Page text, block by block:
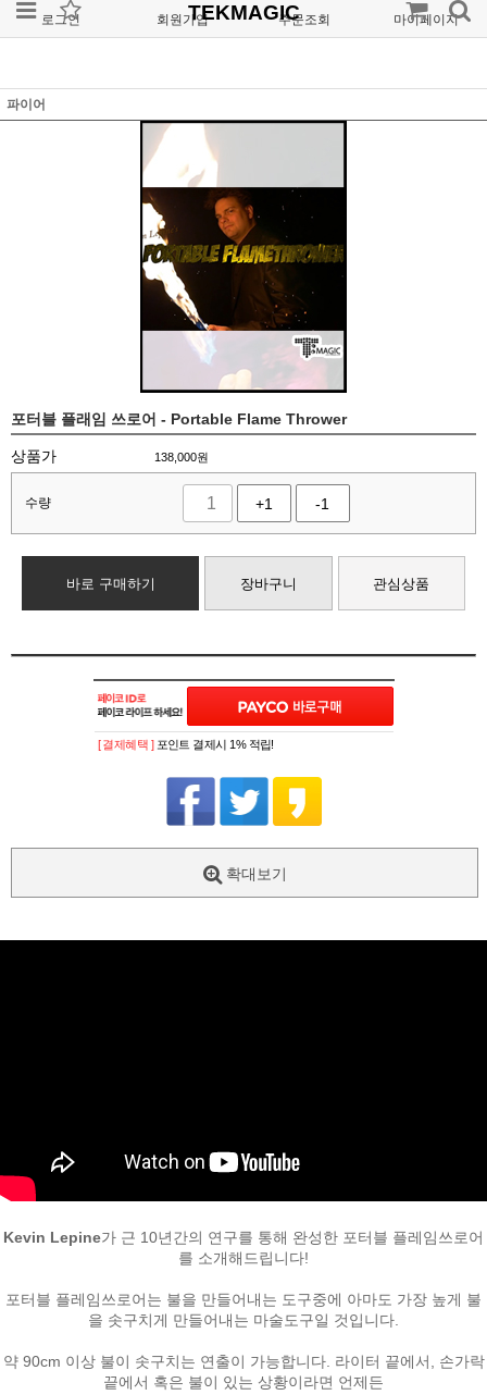
로그인 회원가입 주문조회 마이페이지
TEKMAGIC
파이어
포터블 플래임 쓰로어 - Portable Flame Thrower
상품가 138,000원
수량 +1 -1
바로 구매하기 장바구니 관심상품
페이코 ID로
PAYCO 바로
[ 결제혜택 ] 포인트 결제시 1% 적립!
확대보기
Kevin Lepine가 근 10년간의 연구를 통해 완성한 포터블 플레임쓰로어
를 소개해드립니다!
포터블 플레임쓰로어는 불을 만들어내는 도구중에 아마도 가장 높게 불
을 솟구치게 만들어내는 마술도구일 것입니다.
약 90cm 이상 불이 솟구치는 연출이 가능합니다. 라이터 끝에서, 손가락
끝에서 혹은 불이 있는 상황이라면 언제든